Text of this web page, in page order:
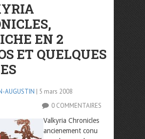
EN 2
ET QUELQUES
AUGUSTIN | 5 mars 2008
0 COMMENTAIRES
Valkyria Chronicles
ancienement conu